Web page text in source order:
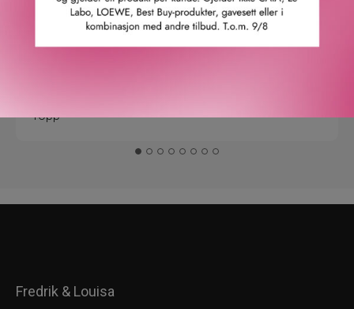
Topp
Fredrik & Louisa